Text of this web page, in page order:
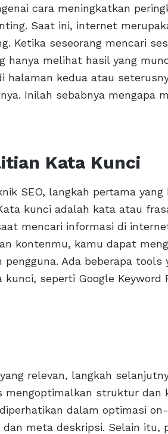
cara meningkatkan
Saat ini, internet
Ketika seseorang mencari
hanya melihat hasil yang
halaman kedua atau
Inilah sebabnya mengapa
Kata Kunci
SEO, langkah pertama yang
kunci adalah kata atau
mencari informasi di
kontenmu, kamu dapat
Ada beberapa tools
seperti Google Keyword
relevan, langkah
mengoptimalkan struktur dan
dalam optimasi
meta deskripsi. Selain itu,